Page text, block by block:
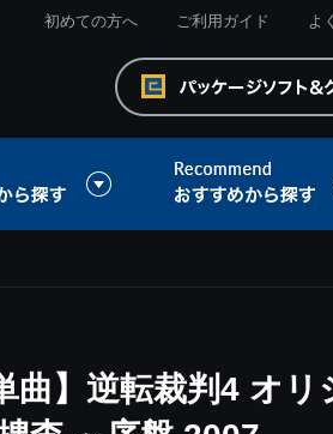
初めての方へ ご利用ガイド よ
曲】逆転裁判4 オ